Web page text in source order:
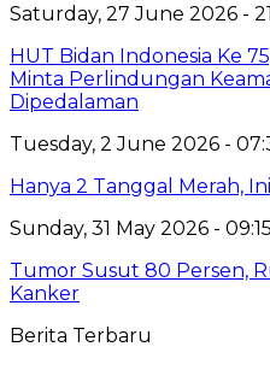
Saturday, 27 June 2026 -
HUT Bidan Indonesia Ke
Minta Perlindungan
Dipedalaman
Tuesday, 2 June 2026 -
Hanya 2 Tanggal Merah,
Sunday, 31 May 2026 -
Tumor Susut 80 Persen,
Kanker
Berita Terbaru